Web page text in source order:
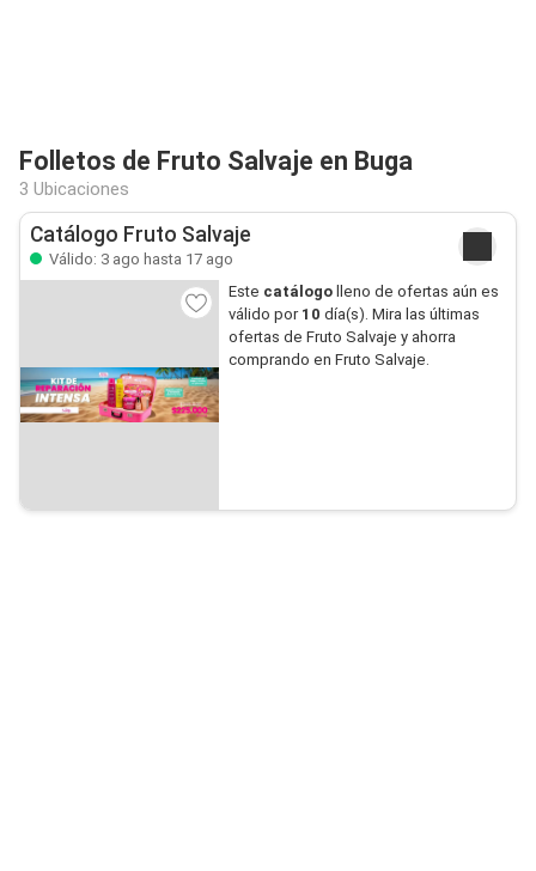
Folletos de Fruto Salvaje en Buga
3 Ubicaciones
Catálogo Fruto Salvaje
Válido: 3 ago hasta 17 ago
Este catálogolleno de ofertas aún es
válido por 10 día(s). Mira las últimas
ofertas de Fruto Salvaje y ahorra
comprando en Fruto Salvaje.